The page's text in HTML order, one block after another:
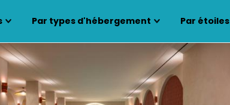
Par types d'hébergement Par étoiles